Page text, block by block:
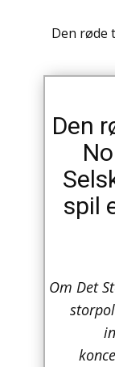
Børn
Den røde
Den
spil
Om Det